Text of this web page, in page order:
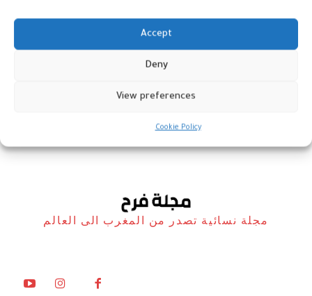
Accept
Deny
View preferences
Cookie Policy
«المغرب الآن» يختتم جولته بألمانيا
مجلة نسائية تصدر من المغرب الى العالم